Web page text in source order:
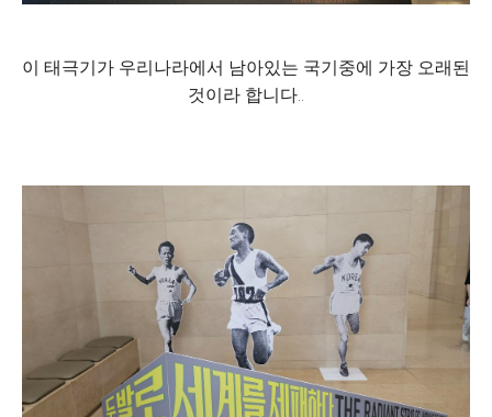
이 태극기가 우리나라에서 남아있는 국기중에 가장 오래된
것이라 합니다..